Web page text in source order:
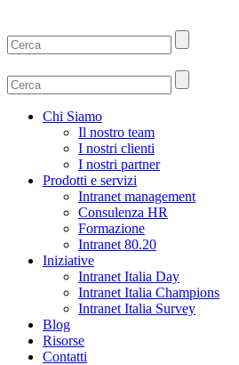
Chi Siamo
Il nostro team
I nostri clienti
I nostri partner
Prodotti e servizi
Intranet management
Consulenza HR
Formazione
Intranet 80.20
Iniziative
Intranet Italia Day
Intranet Italia Champions
Intranet Italia Survey
Blog
Risorse
Contatti